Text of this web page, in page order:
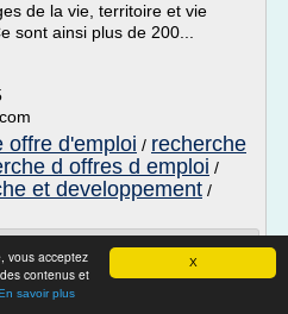
X
vous acceptez
contenus et
savoir plus
de la vie, territoire et vie
sont ainsi plus de 200...
offre d'emploi / recherche
d offres d emploi /
et developpement /
| monster.ch
email